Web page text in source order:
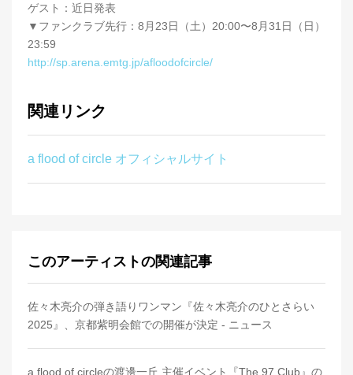
ゲスト：近日発表
▼ファンクラブ先行：8月23日（土）20:00〜8月31日（日）
23:59
http://sp.arena.emtg.jp/afloodofcircle/
関連リンク
a flood of circle オフィシャルサイト
このアーティストの関連記事
佐々木亮介の弾き語りワンマン『佐々木亮介のひとさらい
2025』、京都紫明会館での開催が決定 - ニュース
a flood of circleの渡邊一丘 主催イベント『The 97 Club』の